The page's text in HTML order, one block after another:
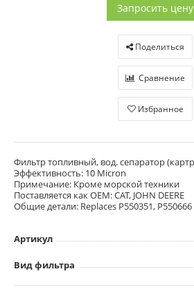
Запросить цену
Поделиться
Сравнение
Избранное
Фильтр топливный, вод. сепаратор
Эффективность: 10 Micron
Примечание: Кроме морской техники
Поставляется как OEM: CAT, JOHN DEERE
Общие детали: Replaces P550351, P550666
Артикул
Вид фильтра